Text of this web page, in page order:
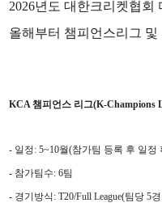
2026년도 대한크리켓협회
올해부터 챔피언스리그
KCA챔피언스 리그(K-Champions
- 일정: 5~10월(참가팀 등록 후 일정
- 참가팀수: 6팀
- 경기방식 : T20/Full League(팀당 5